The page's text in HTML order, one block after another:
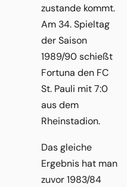
zustande kommt.
Am 34. Spieltag
der Saison
1989/90 schießt
Fortuna den FC
St. Pauli mit 7:0
aus dem
Rheinstadion.
Das gleiche
Ergebnis hat man
zuvor 1983/84